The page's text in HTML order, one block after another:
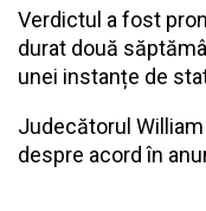
Verdictul a fost
durat două
unei instanțe de
Judecătorul
despre acord în